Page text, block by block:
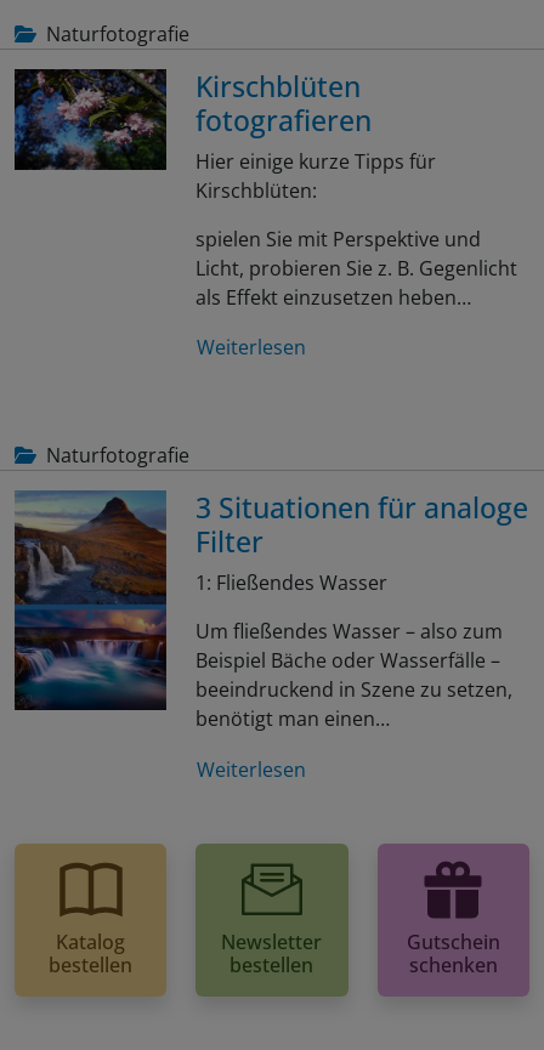
Naturfotografie
Kirschblüten
fotografieren
Hier einige kurze Tipps für
Kirschblüten:
spielen Sie mit Perspektive und
Licht, probieren Sie z. B. Gegenlicht
als Effekt einzusetzen heben…
Weiterlesen
Naturfotografie
3 Situationen für analoge
Filter
1: Fließendes Wasser
Um fließendes Wasser – also zum
Beispiel Bäche oder Wasserfälle –
beeindruckend in Szene zu setzen,
benötigt man einen…
Weiterlesen
Katalog
bestellen
Newsletter
bestellen
Gutschein
schenken